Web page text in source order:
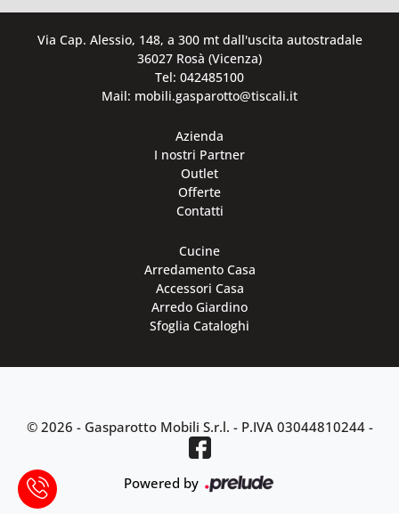
Via Cap. Alessio, 148, a 300 mt dall'uscita autostradale
36027 Rosà (Vicenza)
Tel: 042485100
Mail: mobili.gasparotto@tiscali.it
Azienda
I nostri Partner
Outlet
Offerte
Contatti
Cucine
Arredamento Casa
Accessori Casa
Arredo Giardino
Sfoglia Cataloghi
© 2026 - Gasparotto Mobili S.r.l. - P.IVA 03044810244-
Powered by